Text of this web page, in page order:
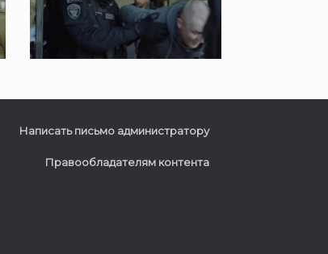
Написать письмо администратору
Правообладателям контента